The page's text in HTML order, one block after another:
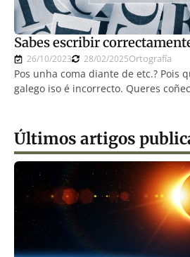
Sabes escribir
26/10/2023 28/02/2025Ortografía
Pos unha coma diante de etc.? Pois
galego iso é incorrecto. Queres
Últimos artigos